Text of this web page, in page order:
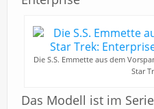
Die S.S. Emmette aus dem
Star
Das Modell ist im